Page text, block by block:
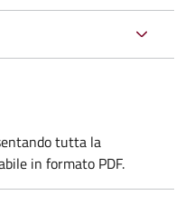
tutta la
in formato PDF.